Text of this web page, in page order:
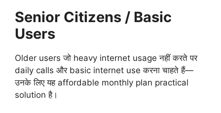
Senior Citizens / Basic
Users
Older users जो heavy internet usage नहीं करते पर
daily calls और basic internet use करना चाहते हैं—
उनके लिए यह affordable monthly plan practical
solution है।